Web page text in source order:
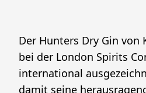
Der Hunters Dry Gin von
bei der London Spirits
international
damit seine